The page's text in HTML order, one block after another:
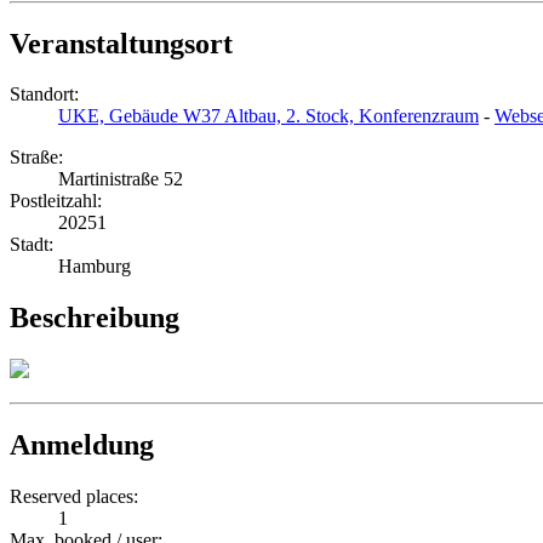
Veranstaltungsort
Standort:
UKE, Gebäude W37 Altbau, 2. Stock, Konferenzraum -
Straße:
Martinistraße 52
Postleitzahl:
20251
Stadt:
Hamburg
Beschreibung
Anmeldung
Reserved places:
1